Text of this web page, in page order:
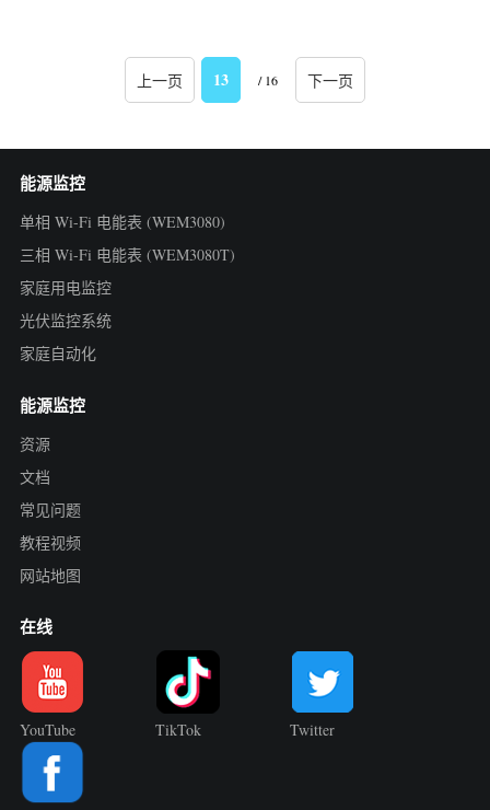
上一页 13 / 16 下一页
能源监控
单相 Wi-Fi 电能表 (WEM3080)
三相 Wi-Fi 电能表 (WEM3080T)
家庭用电监控
光伏监控系统
家庭自动化
能源监控
资源
文档
常见问题
教程视频
网站地图
在线
YouTube TikTok Twitter